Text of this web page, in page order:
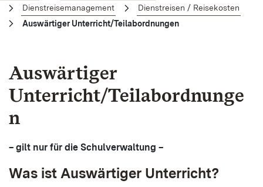
Dienstreisemanagement
Dienstreisen / Reisekosten
Auswärtiger Unterricht/Teilabordnungen
Auswärtiger
Unterricht/Teilabordnunge
n
– gilt nur für die Schulverwaltung –
Was ist Auswärtiger Unterricht?